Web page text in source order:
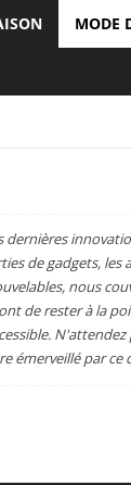
MODE
dernières
de gadgets, les
nous
de rester à la
N'attendez
émerveillé par ce